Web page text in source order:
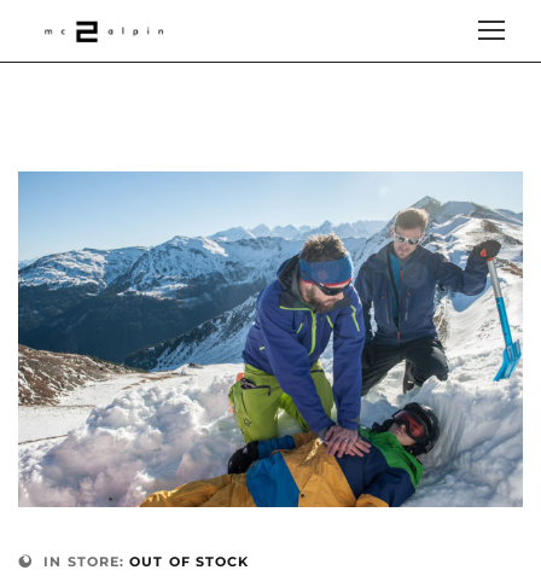
IN STORE:OUT OF STOCK